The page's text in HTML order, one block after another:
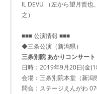
IL DEVU （左から望月哲
之）
■■■ 公演情報 ■■■
◆三条公演（新潟県）
三条別院 あかりコンサート
日時：2019年9月20日(金
会場：三条別院本堂（新潟
問合：ステージえんがわ